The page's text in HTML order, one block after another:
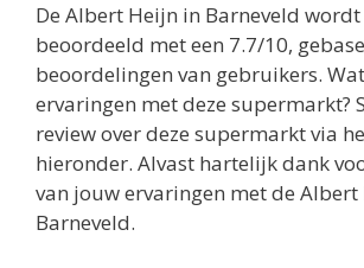
De Albert Heijn in Barneveld
beoordeeld met een 7.7/10,
beoordelingen van gebruikers.
ervaringen met deze supermarkt?
review over deze supermarkt via
hieronder. Alvast hartelijk dank
van jouw ervaringen met de Albert
Barneveld.